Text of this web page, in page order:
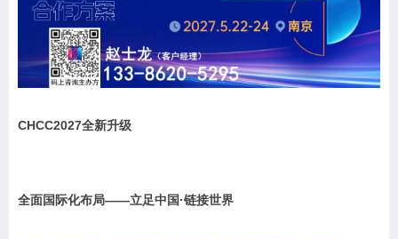
CHCC2027全新升级
全面国际化布局——立足中国·链接世界